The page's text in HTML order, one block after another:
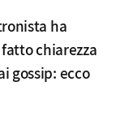
ha
chiarezza
gossip: ecco